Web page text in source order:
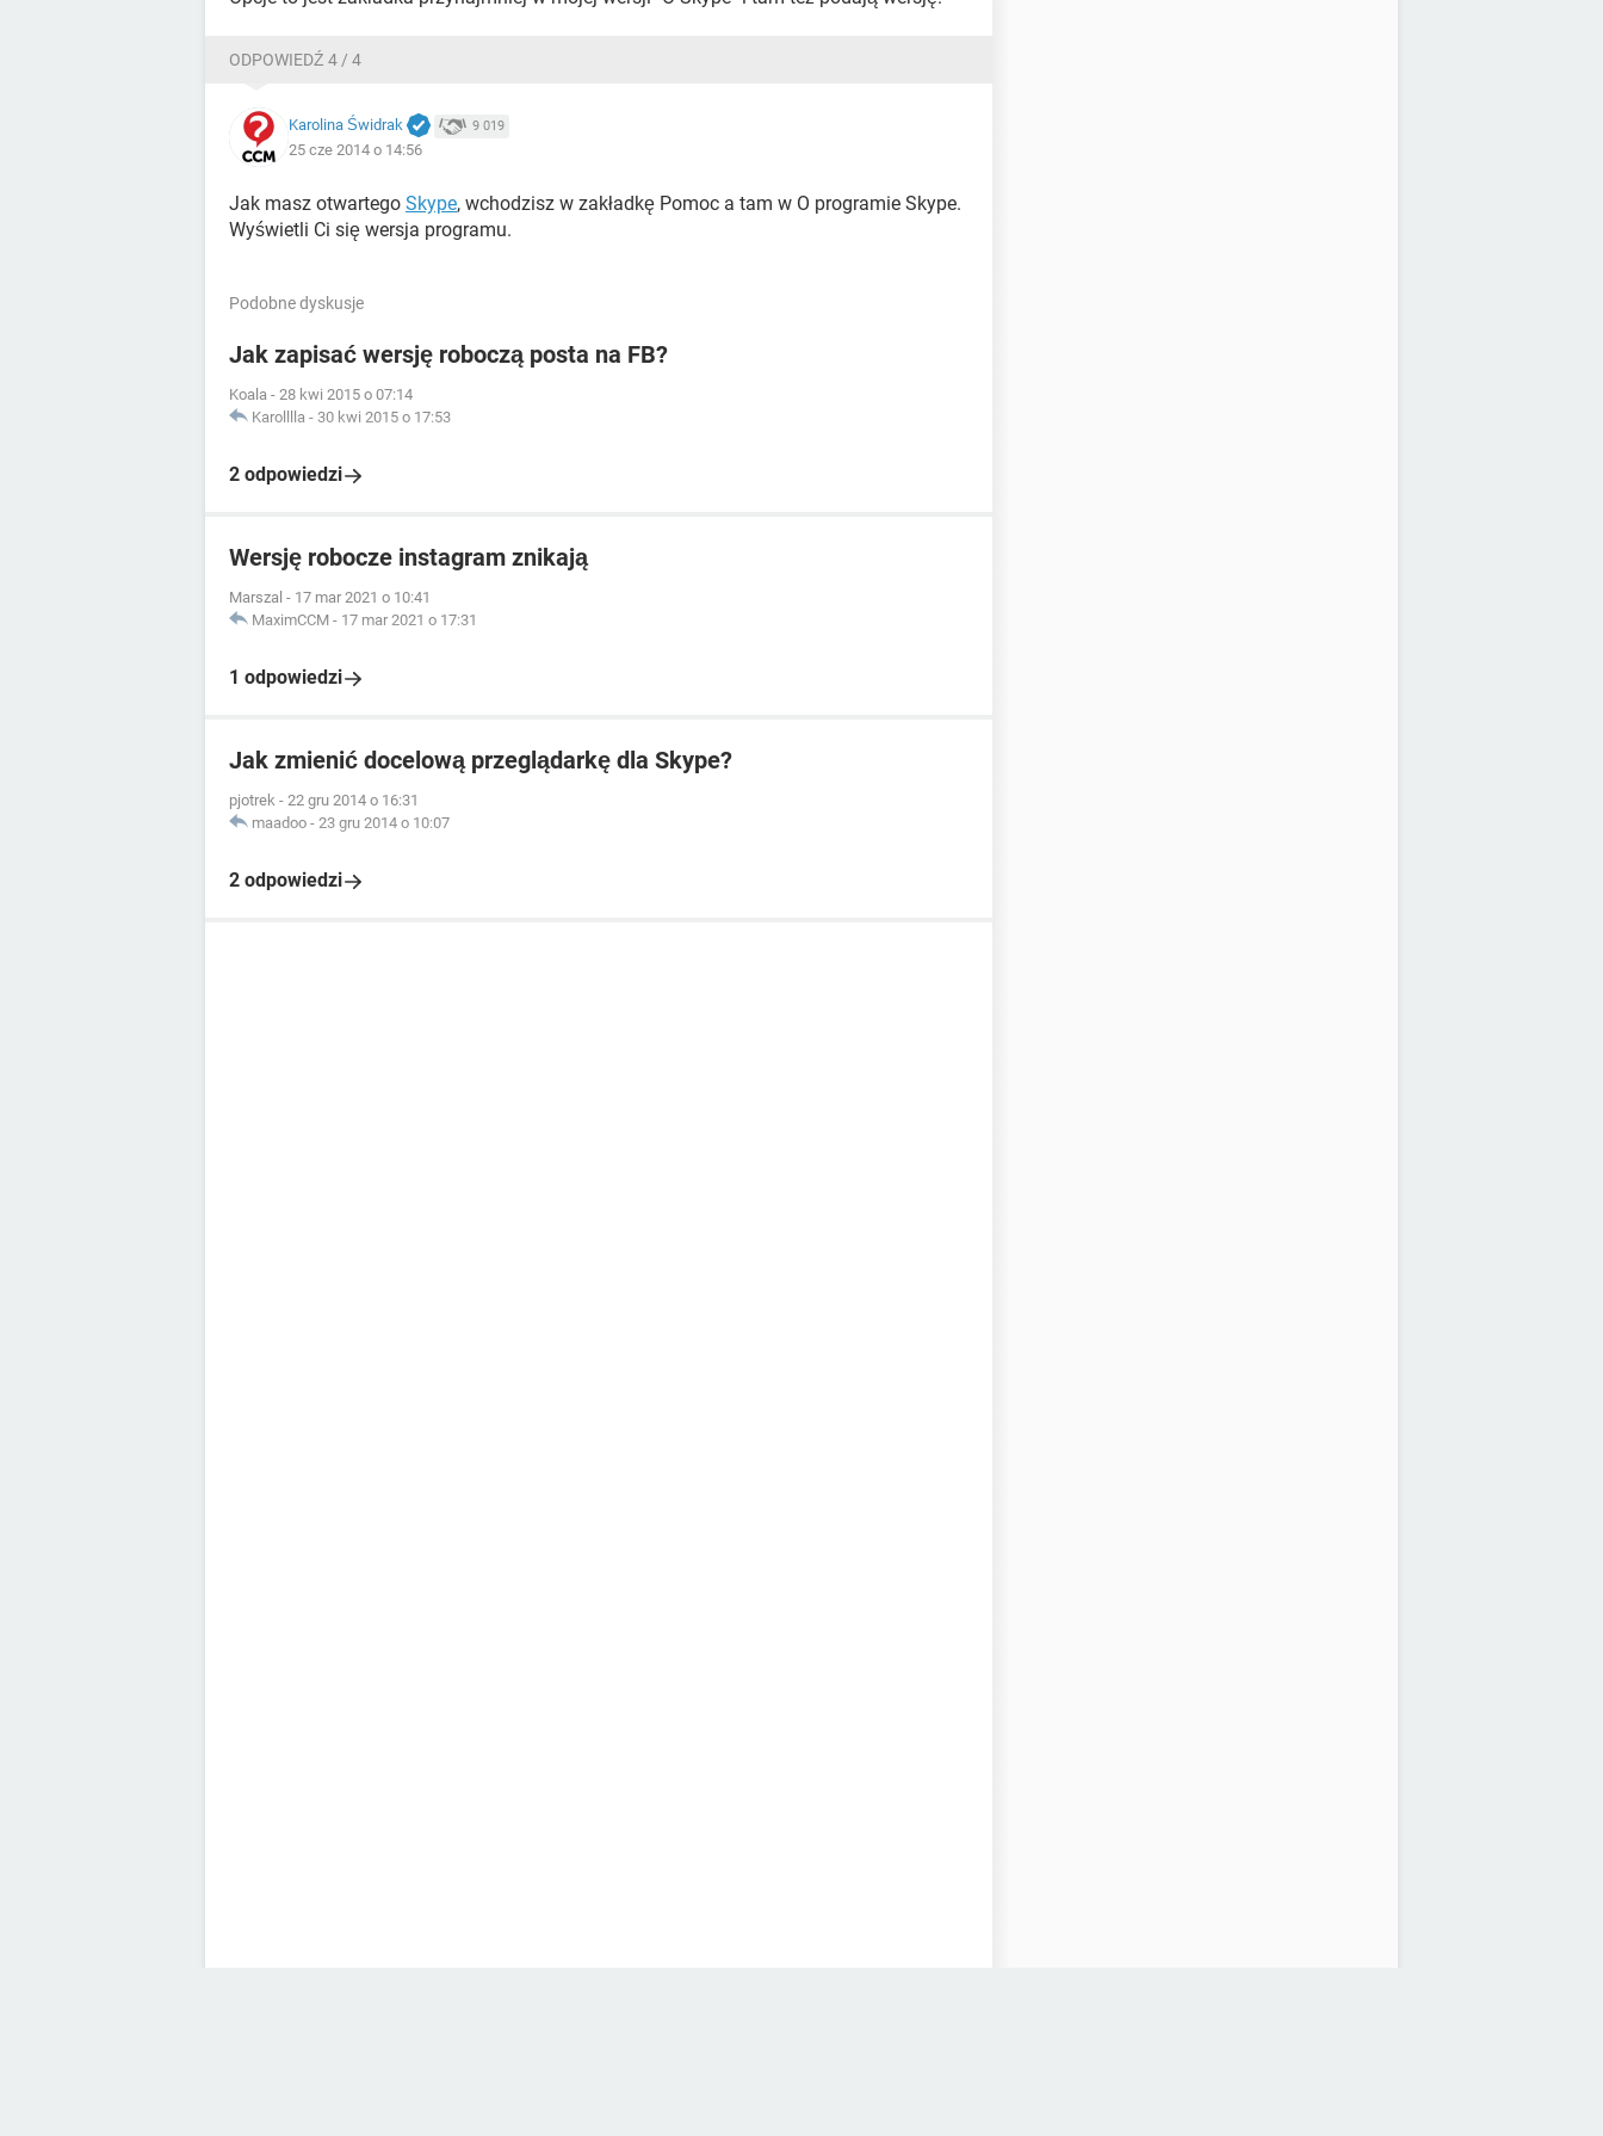
ODPOWIEDŹ 4 / 4
Karolina Świdrak 9 019
25 cze 2014 o 14:56
Jak masz otwartego Skype, wchodzisz w zakładkę Pomoc a tam w O programie Skype.
Wyświetli Ci się wersja programu.
Podobne dyskusje
Jak zapisać wersję roboczą posta na FB?
Koala - 28 kwi 2015 o 07:14
Karolllla - 30 kwi 2015 o 17:53
2 odpowiedzi
Wersję robocze instagram znikają
Marszal - 17 mar 2021 o 10:41
MaximCCM - 17 mar 2021 o 17:31
1 odpowiedzi
Jak zmienić docelową przeglądarkę dla Skype?
pjotrek - 22 gru 2014 o 16:31
maadoo - 23 gru 2014 o 10:07
2 odpowiedzi